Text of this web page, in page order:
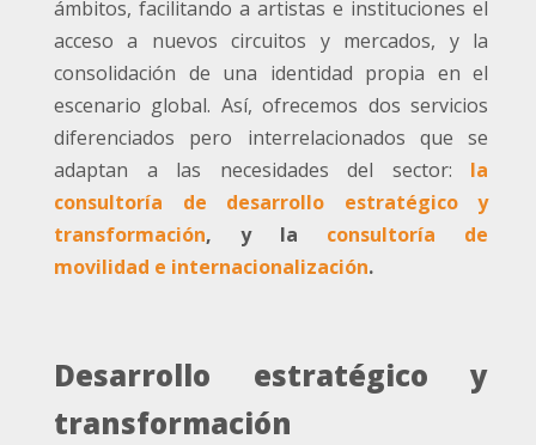
ámbitos, facilitando a artistas e instituciones el
acceso a nuevos circuitos y mercados, y la
consolidación de una identidad propia en el
escenario global. Así, ofrecemos dos servicios
diferenciados pero interrelacionados que se
adaptan a las necesidades del sector: la
consultoría de desarrollo estratégico y
transformación, y la consultoría de
movilidad e internacionalización.
Desarrollo estratégico y
transformación